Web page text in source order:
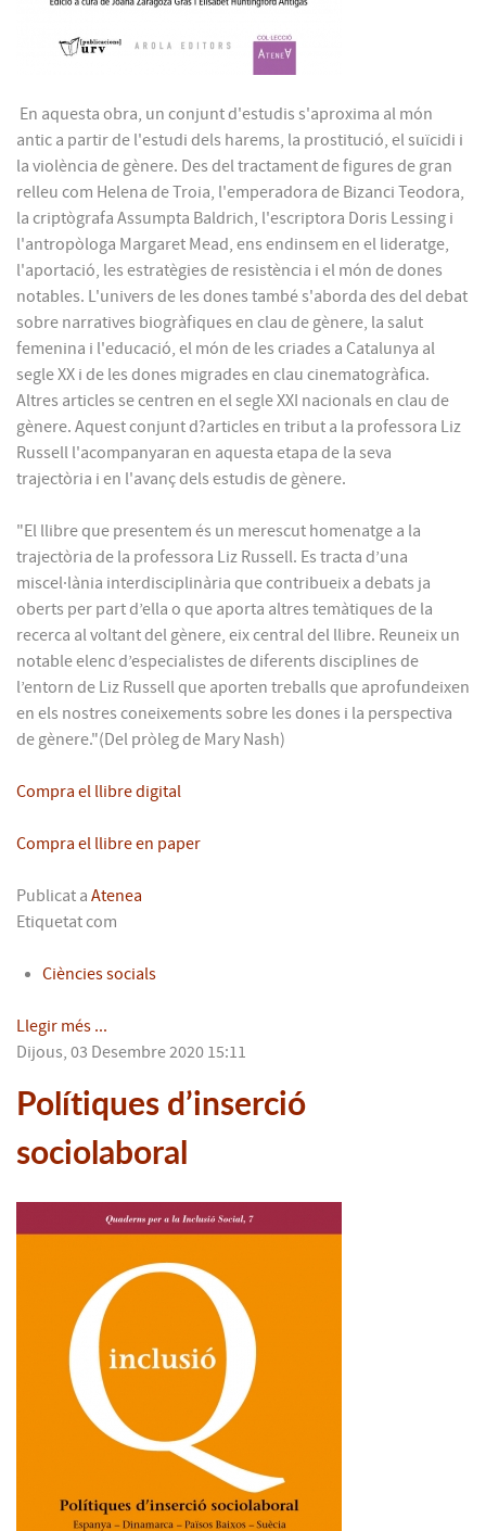
En aquesta obra, un conjunt d'estudis s'aproxima al món
antic a partir de l'estudi dels harems, la prostitució, el suïcidi i
la violència de gènere. Des del tractament de figures de gran
relleu com Helena de Troia, l'emperadora de Bizanci Teodora,
la criptògrafa Assumpta Baldrich, l'escriptora Doris Lessing i
l'antropòloga Margaret Mead, ens endinsem en el lideratge,
l'aportació, les estratègies de resistència i el món de dones
notables. L'univers de les dones també s'aborda des del debat
sobre narratives bio­gràfiques en clau de gènere, la salut
femenina i l'educació, el món de les criades a Catalunya al
segle XX i de les dones migrades en clau cinematogràfica.
Altres articles se centren en el segle XXI nacionals en clau de
gènere. Aquest conjunt d?articles en tribut a la professora Liz
Russell l'acompanyaran en aquesta etapa de la seva
trajectòria i en l'avanç dels estudis de gènere.
"El llibre que presentem és un merescut homenatge a la
trajectòria de la professora Liz Russell. Es tracta d’una
miscel·lània interdisciplinària que contribueix a debats ja
oberts per part d’ella o que aporta altres temàtiques de la
recerca al voltant del gènere, eix central del llibre. Reuneix un
notable elenc d’especialistes de diferents disciplines de
l’entorn de Liz Russell que aporten treballs que aprofundeixen
en els nostres coneixements sobre les dones i la perspectiva
de gènere."(Del pròleg de Mary Nash)
Compra el llibre digital
Compra el llibre en paper
Publicat a Atenea
Etiquetat com
Ciències socials
Llegir més ...
Dijous, 03 Desembre 2020 15:11
Polítiques d’inserció
sociolaboral